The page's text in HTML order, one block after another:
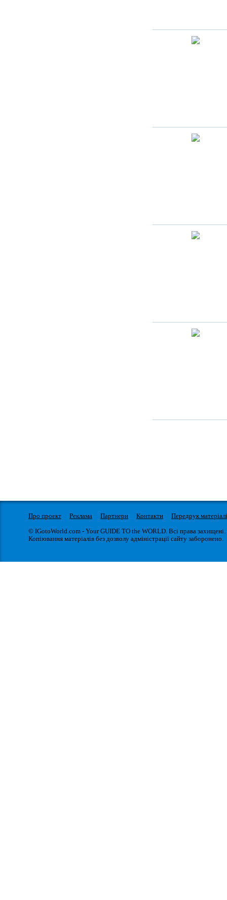
Про проект Реклама Партнери Контакти
Передрук
© IGotoWorld.com - Your GUIDE TO the WORLD. Всі права захищені.
Копіювання матеріалів без дозволу адміністрації сайту заборонено.